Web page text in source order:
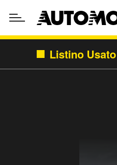
Listino Usato